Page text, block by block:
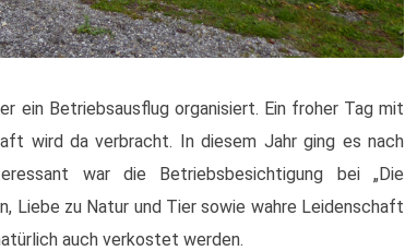
ein Betriebsausflug organisiert. Ein froher Tag mit
wird da verbracht. In diesem Jahr ging es nach
war die Betriebsbesichtigung bei „Die
Liebe zu Natur und Tier sowie wahre Leidenschaft
auch verkostet werden.